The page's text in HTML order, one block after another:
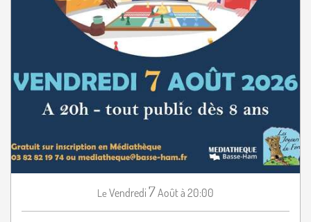
LeVendredi 7Aoûtà 20:00